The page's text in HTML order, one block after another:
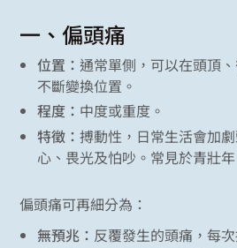
一、偏頭痛
位置：通常單側，可以在頭頂
不斷變換位置。
程度： 中度或重度。
特徵：搏動性，日常生活會加
心、畏光及怕吵。常見於青壯
偏頭痛可再細分為：
無預兆： 反覆發生的頭痛，每